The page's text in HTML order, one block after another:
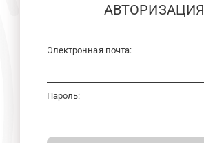
АВТОРИЗАЦИЯ
Электронная почта:
Пароль: